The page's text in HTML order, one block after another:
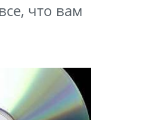
что вам